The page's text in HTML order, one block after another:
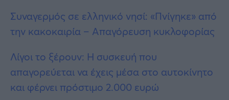
Συναγερμός σε ελληνικό νησί: «Πνίγηκε» από
την κακοκαιρία – Απαγόρευση κυκλοφορίας
Λίγοι το ξέρουν: Η συσκευή που
απαγορεύεται να έχεις μέσα στο αυτοκίνητο
και φέρνει πρόστιμο 2.000 ευρώ